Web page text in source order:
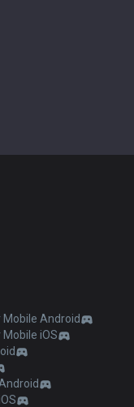
Mobile Android
Mobile iOS